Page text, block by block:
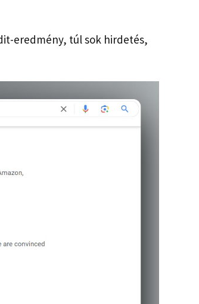
eredmény, túl sok hirdetés,